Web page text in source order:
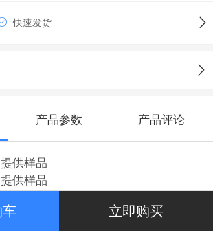
快速发货
产品参数 产品评论
供样品
供样品
车 立即购买